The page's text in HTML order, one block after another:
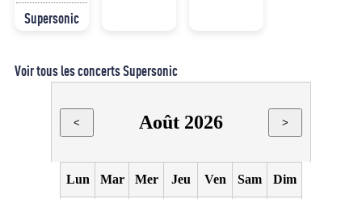
Supersonic
Voir tous les concerts Supersonic
< Août 2026 >
Lun Mar Mer Jeu Ven Sam Dim